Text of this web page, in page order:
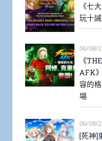
《七
玩十
06/08/
《
AFK
容的
場
06/08/
[死神]